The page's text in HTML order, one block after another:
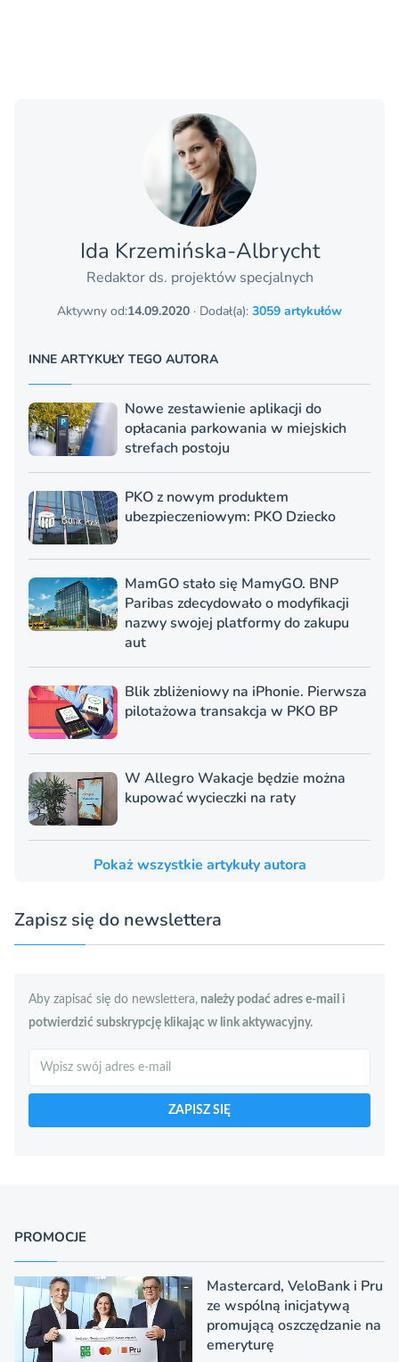
Ida Krzemińska-Albrycht
Redaktor ds. projektów specjalnych
Aktywny od:14.09.2020 · Dodał(a): 3059 artykułów
INNE ARTYKUŁY TEGO AUTORA
Nowe zestawienie aplikacji do
opłacania parkowania w miejskich
strefach postoju
PKO z nowym produktem
ubezpieczeniowym: PKO Dziecko
MamGO stało się MamyGO. BNP
Paribas zdecydowało o modyfikacji
nazwy swojej platformy do zakupu
aut
Blik zbliżeniowy na iPhonie. Pierwsza
pilotażowa transakcja w PKO BP
W Allegro Wakacje będzie można
kupować wycieczki na raty
Pokaż wszystkie artykuły autora
Zapisz się do newslettera
Aby zapisać się do newslettera, należy podać adres e-mail i
potwierdzić subskrypcję klikając w link aktywacyjny.
Szukaj
ZAPISZ SIĘ
PROMOCJE
Mastercard, VeloBank i Pru
ze wspólną inicjatywą
promującą oszczędzanie na
emeryturę